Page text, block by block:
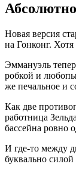
Новая версия
на Гонконг.
Эммануэль
робкой и
же печальное и
Как две
работница
бассейна ровно
И где-то между
буквально